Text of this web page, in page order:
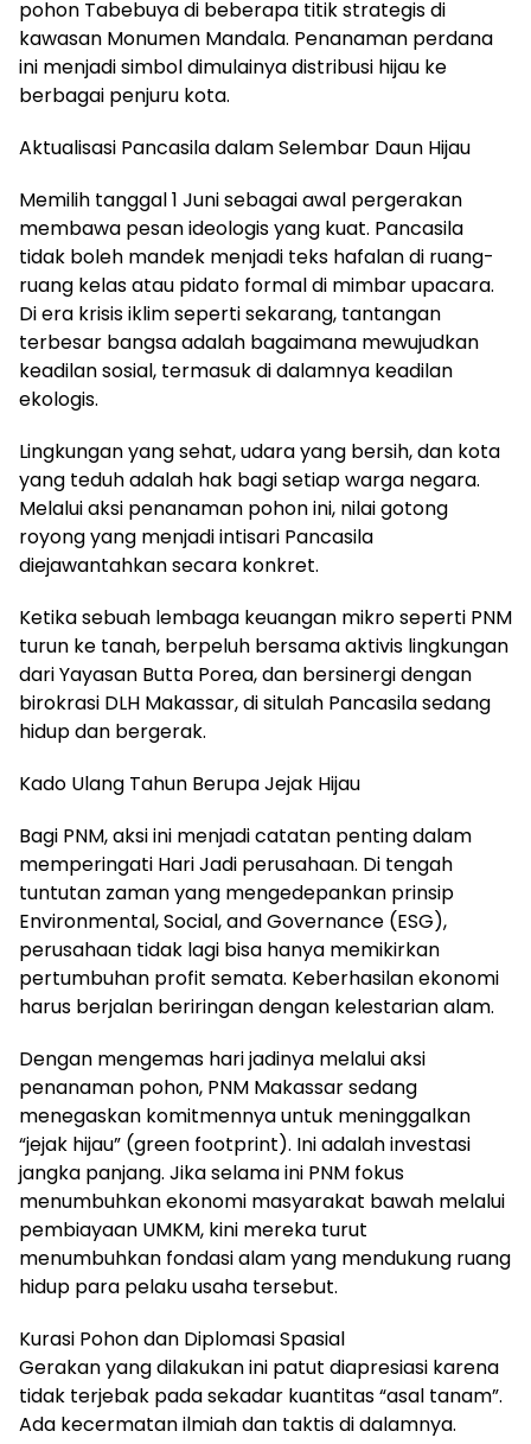
pohon Tabebuya di beberapa titik strategis di
kawasan Monumen Mandala. Penanaman perdana
ini menjadi simbol dimulainya distribusi hijau ke
berbagai penjuru kota.
​Aktualisasi Pancasila dalam Selembar Daun Hijau
​Memilih tanggal 1 Juni sebagai awal pergerakan
membawa pesan ideologis yang kuat. Pancasila
tidak boleh mandek menjadi teks hafalan di ruang-
ruang kelas atau pidato formal di mimbar upacara.
Di era krisis iklim seperti sekarang, tantangan
terbesar bangsa adalah bagaimana mewujudkan
keadilan sosial, termasuk di dalamnya keadilan
ekologis.
Lingkungan yang sehat, udara yang bersih, dan kota
yang teduh adalah hak bagi setiap warga negara.
​Melalui aksi penanaman pohon ini, nilai gotong
royong yang menjadi intisari Pancasila
diejawantahkan secara konkret.
Ketika sebuah lembaga keuangan mikro seperti PNM
turun ke tanah, berpeluh bersama aktivis lingkungan
dari Yayasan Butta Porea, dan bersinergi dengan
birokrasi DLH Makassar, di situlah Pancasila sedang
hidup dan bergerak.
​Kado Ulang Tahun Berupa Jejak Hijau
​Bagi PNM, aksi ini menjadi catatan penting dalam
memperingati Hari Jadi perusahaan. Di tengah
tuntutan zaman yang mengedepankan prinsip
Environmental, Social, and Governance (ESG),
perusahaan tidak lagi bisa hanya memikirkan
pertumbuhan profit semata. Keberhasilan ekonomi
harus berjalan beriringan dengan kelestarian alam.
​Dengan mengemas hari jadinya melalui aksi
penanaman pohon, PNM Makassar sedang
menegaskan komitmennya untuk meninggalkan
“jejak hijau” (green footprint). Ini adalah investasi
jangka panjang. Jika selama ini PNM fokus
menumbuhkan ekonomi masyarakat bawah melalui
pembiayaan UMKM, kini mereka turut
menumbuhkan fondasi alam yang mendukung ruang
hidup para pelaku usaha tersebut.
​Kurasi Pohon dan Diplomasi Spasial
​Gerakan yang dilakukan ini patut diapresiasi karena
tidak terjebak pada sekadar kuantitas “asal tanam”.
Ada kecermatan ilmiah dan taktis di dalamnya.